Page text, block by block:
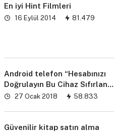
En iyi Hint Filmleri
16 Eylül 2014 81.479
Android telefon “Hesabınızı
Doğrulayın Bu Cihaz Sıfırlandı
sorunu” çözümü
27 Ocak 2018 58.833
Güvenilir kitap satın alma